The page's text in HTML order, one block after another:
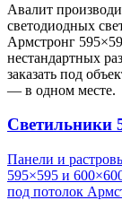
Авалит
светодиодных
Армстронг
нестандартных
заказать под
— в одном месте.
Светильники
Панели и
595×595 и
под потолок